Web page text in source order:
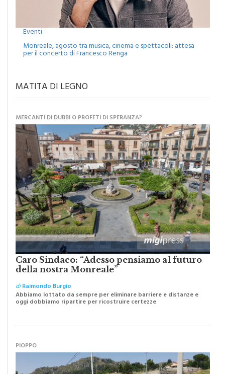
Monreale, agosto tra musica, cinema e spettacoli: attesa
per il concerto di Francesco Renga
Caro Sindaco: “Adesso pensiamo al futuro
della nostra Monreale”
diRaimondo Burgio
Abbiamo lottato da sempre per eliminare barriere e distanze e
oggi dobbiamo ripartire per ricostruire certezze